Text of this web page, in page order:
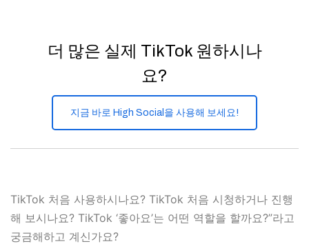
더 많은 실제 TikTok 원하시나
요?
지금 바로 High Social을 사용해 보세요!
TikTok 처음 사용하시나요? TikTok 처음 시청하거나 진행
해 보시나요? TikTok ‘좋아요’는 어떤 역할을 할까요?”라고
궁금해하고 계신가요?